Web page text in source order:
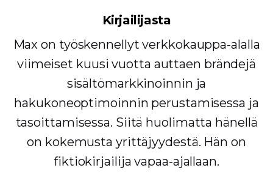
Kirjailijasta
Max on työskennellyt verkkokauppa-alalla
viimeiset kuusi vuotta auttaen brändejä
sisältömarkkinoinnin ja
hakukoneoptimoinnin perustamisessa ja
tasoittamisessa. Siitä huolimatta hänellä
on kokemusta yrittäjyydestä. Hän on
fiktiokirjailija vapaa-ajallaan.